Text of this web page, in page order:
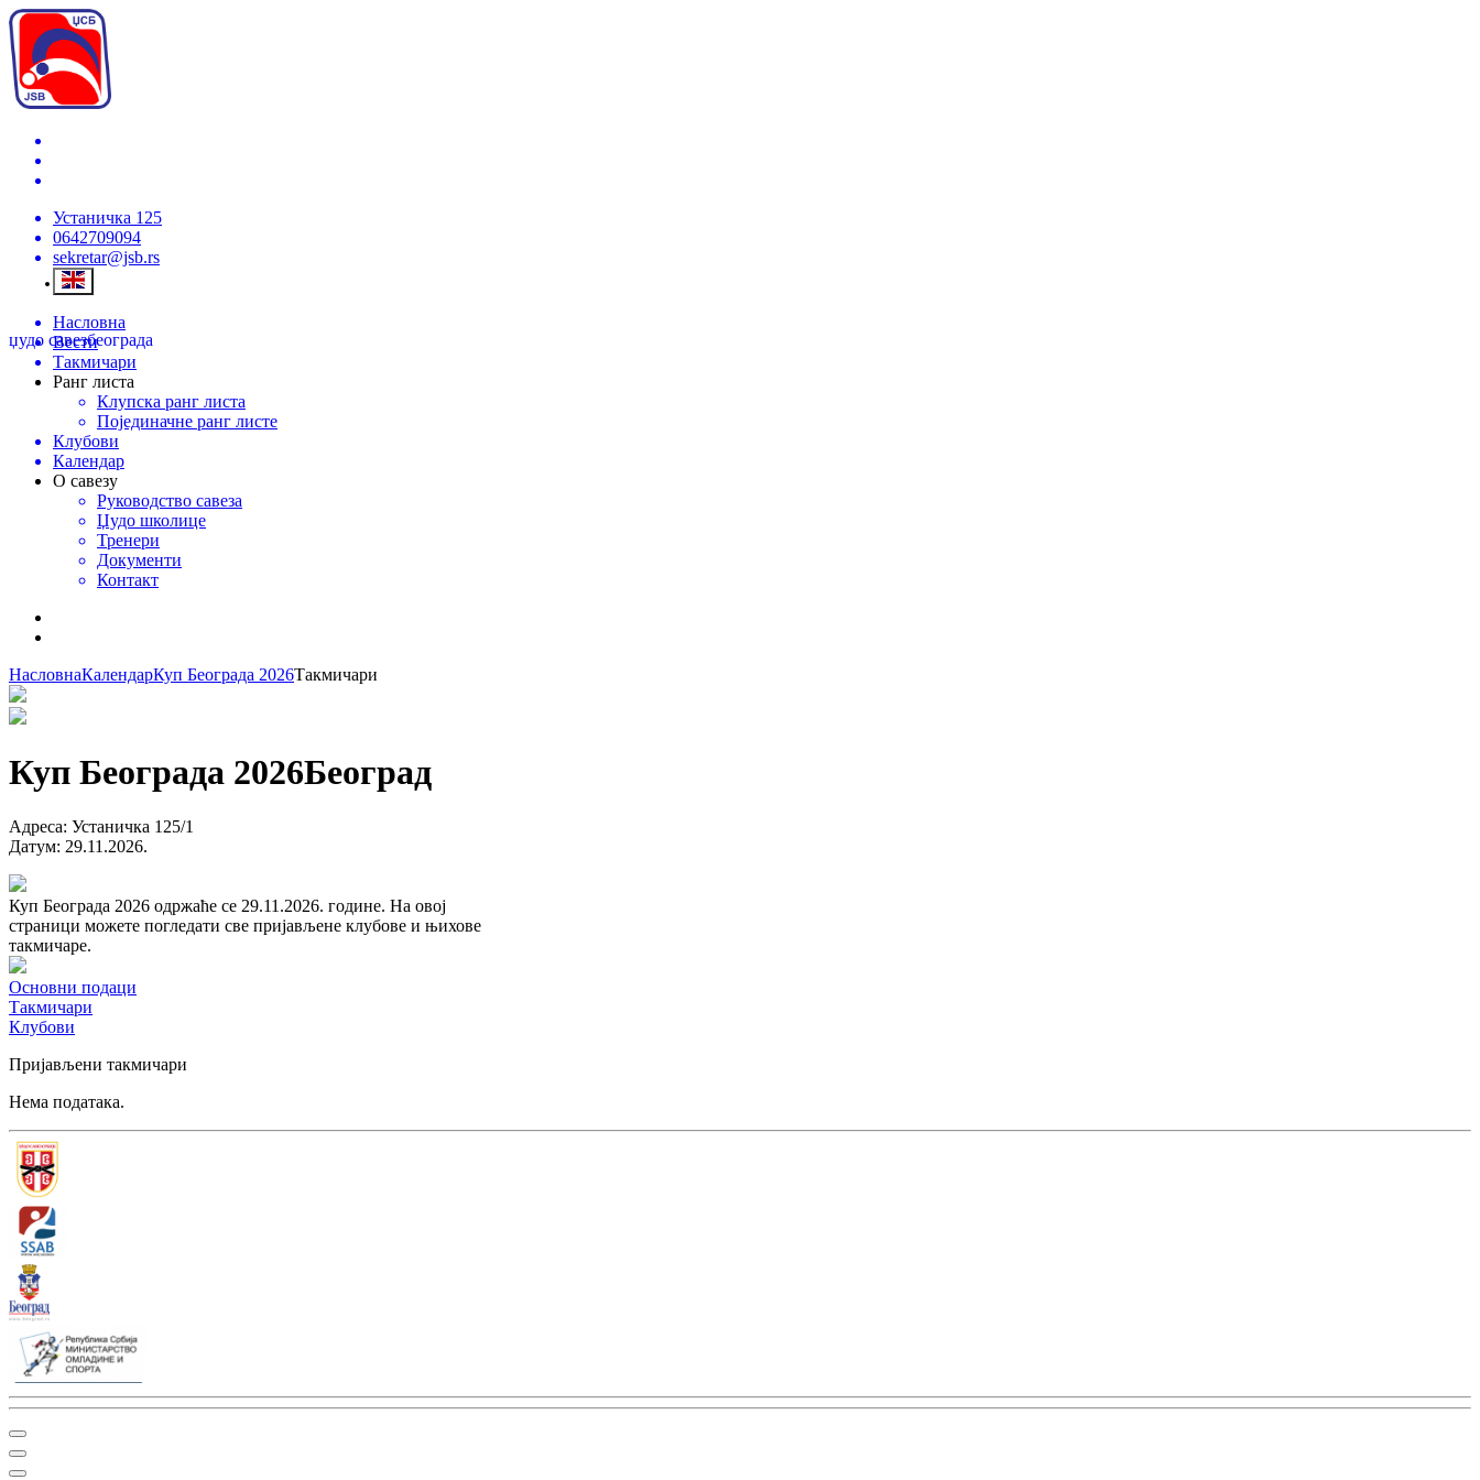
Устаничка 125
0642709094
sekretar@jsb.rs
џудо савезбеограда
Насловна
Вести
Такмичари
Ранг листа
Клупска ранг листа
Појединачне ранг листе
Клубови
Календар
О савезу
Руководство савеза
Џудо школице
Тренери
Документи
Контакт
НасловнаКалендарКуп Београда 2026Такмичари
Куп Београда 2026Београд
Адреса: Устаничка 125/1
Датум: 29.11.2026.
Куп Београда 2026 одржаће се 29.11.2026. године. На овој
страници можете погледати све пријављене клубове и њихове
такмичаре.
Основни подаци
Такмичари
Клубови
Пријављени такмичари
Нема података.